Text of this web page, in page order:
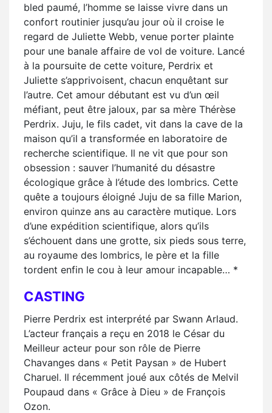
bled paumé, l’homme se laisse vivre dans un
confort routinier jusqu’au jour où il croise le
regard de Juliette Webb, venue porter plainte
pour une banale affaire de vol de voiture. Lancé
à la poursuite de cette voiture, Perdrix et
Juliette s’apprivoisent, chacun enquêtant sur
l’autre. Cet amour débutant est vu d’un œil
méfiant, peut être jaloux, par sa mère Thérèse
Perdrix. Juju, le fils cadet, vit dans la cave de la
maison qu’il a transformée en laboratoire de
recherche scientifique. Il ne vit que pour son
obsession : sauver l’humanité du désastre
écologique grâce à l’étude des lombrics. Cette
quête a toujours éloigné Juju de sa fille Marion,
environ quinze ans au caractère mutique. Lors
d’une expédition scientifique, alors qu’ils
s’échouent dans une grotte, six pieds sous terre,
au royaume des lombrics, le père et la fille
tordent enfin le cou à leur amour incapable… *
CASTING
Pierre Perdrix est interprété par Swann Arlaud.
L’acteur français a reçu en 2018 le César du
Meilleur acteur pour son rôle de Pierre
Chavanges dans « Petit Paysan » de Hubert
Charuel. Il récemment joué aux côtés de Melvil
Poupaud dans « Grâce à Dieu » de François
Ozon.